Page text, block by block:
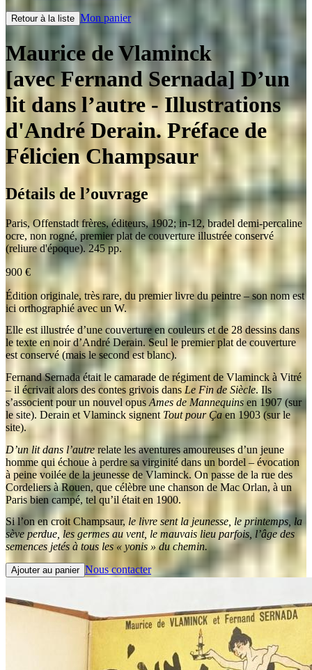
Retour à la liste Mon panier
Maurice de Vlaminck
[avec Fernand Sernada] D’un
lit dans l’autre - Illustrations
d'André Derain. Préface de
Félicien Champsaur
Détails de l’ouvrage
Paris,Offenstadt frères, éditeurs,1902; in-12, bradel demi-percaline
ocre, non rogné, premier plat de couverture illustrée conservé
(reliure d'époque). 245 pp.
900 €
Édition originale, très rare, du premier livre du peintre – son nom est
ici orthographié avec un W.
Elle est illustrée d’une couverture en couleurs et de 28 dessins dans
le texte en noir d’André Derain. Seul le premier plat de couverture
est conservé (mais le second est blanc).
Fernand Sernada était le camarade de régiment de Vlaminck à Vitré
– il écrivait alors des contes grivois dans Le Fin de Siècle. Ils
s’associent pour un nouvel opus Ames de Mannequins en 1907 (sur
le site). Derain et Vlaminck signent Tout pour Çaen 1903 (sur le
site).
D’un lit dans l’autrerelate les aventures amoureuses d’un jeune
homme qui échoue à perdre sa virginité dans un bordel – évocation
à peine voilée de la jeunesse de Vlaminck. On passe de la rue des
Cordeliers à Rouen, que célèbre une chanson de Mac Orlan, à un
Paris bien campé, tel qu’il était en 1900.
Si l’on en croit Champsaur, le livre sent la jeunesse, le printemps, la
sève perdue, les germes au vent, le mauvais lieu parfois, l’âge des
semences jetés à tous les « yonis » du chemin.
Ajouter au panier Nous contacter